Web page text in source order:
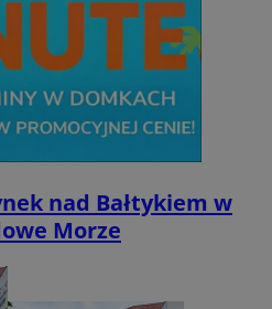
nad Bałtykiem w
Morze